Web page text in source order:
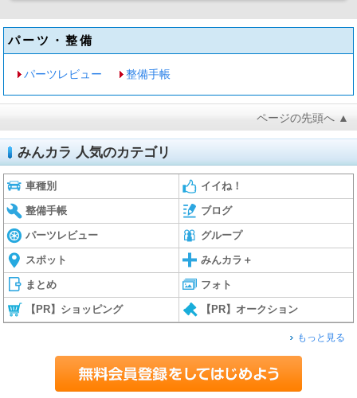
パーツ・整備
パーツレビュー 整備手帳
ページの先頭へ ▲
みんカラ 人気のカテゴリ
車種別 イイね！
整備手帳 ブログ
パーツレビュー グループ
スポット みんカラ＋
まとめ フォト
【PR】ショッピング 【PR】オークション
もっと見る